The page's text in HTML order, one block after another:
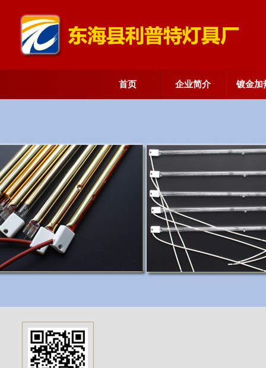
首页 企业简介 镀金加